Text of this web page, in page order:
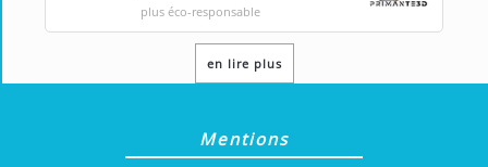
plus éco-responsable
en lire plus
Mentions